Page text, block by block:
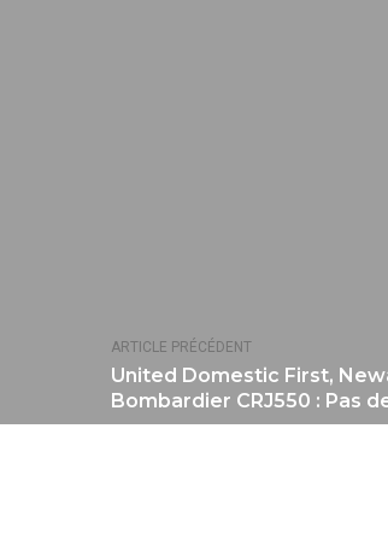
ARTICLE PRÉCÉDENT
United Domestic First,
Bombardier CRJ550 : Pas